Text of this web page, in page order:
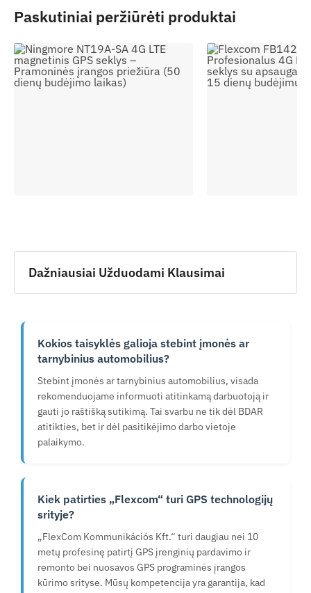
Paskutiniai peržiūrėti produktai
Dažniausiai Užduodami Klausimai
Kokios taisyklės galioja stebint įmonės ar
tarnybinius automobilius?
Stebint įmonės ar tarnybinius automobilius, visada
rekomenduojame informuoti atitinkamą darbuotoją ir
gauti jo raštišką sutikimą. Tai svarbu ne tik dėl BDAR
atitikties, bet ir dėl pasitikėjimo darbo vietoje
palaikymo.
Kiek patirties „Flexcom“ turi GPS technologijų
srityje?
„FlexCom Kommunikációs Kft.“ turi daugiau nei 10
metų profesinę patirtį GPS įrenginių pardavimo ir
remonto bei nuosavos GPS programinės įrangos
kūrimo srityse. Mūsų kompetencija yra garantija, kad